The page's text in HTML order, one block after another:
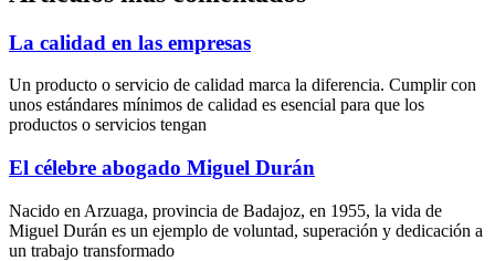
La calidad en las empresas
Un producto o servicio de calidad marca la diferencia. Cumplir con
unos estándares mínimos de calidad es esencial para que los
productos o servicios tengan
El célebre abogado Miguel Durán
Nacido en Arzuaga, provincia de Badajoz, en 1955, la vida de
Miguel Durán es un ejemplo de voluntad, superación y dedicación a
un trabajo transformado